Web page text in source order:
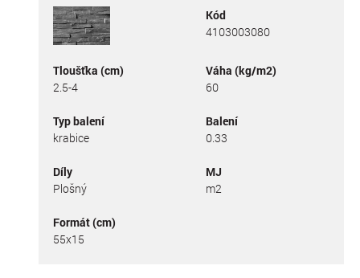
Kód
4103003080
Tloušťka (cm)
2.5-4
Váha (kg/m2)
60
Typ balení
krabice
Balení
0.33
Díly
Plošný
MJ
m2
Formát (cm)
55x15